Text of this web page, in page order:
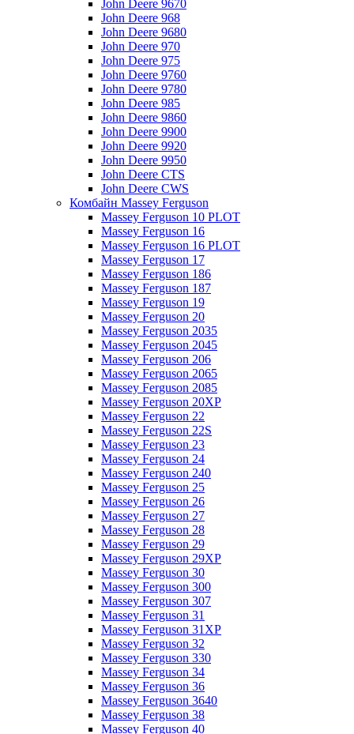
John Deere 9670
John Deere 968
John Deere 9680
John Deere 970
John Deere 975
John Deere 9760
John Deere 9780
John Deere 985
John Deere 9860
John Deere 9900
John Deere 9920
John Deere 9950
John Deere CTS
John Deere CWS
Комбайн Massey Ferguson
Massey Ferguson 10 PLOT
Massey Ferguson 16
Massey Ferguson 16 PLOT
Massey Ferguson 17
Massey Ferguson 186
Massey Ferguson 187
Massey Ferguson 19
Massey Ferguson 20
Massey Ferguson 2035
Massey Ferguson 2045
Massey Ferguson 206
Massey Ferguson 2065
Massey Ferguson 2085
Massey Ferguson 20XP
Massey Ferguson 22
Massey Ferguson 22S
Massey Ferguson 23
Massey Ferguson 24
Massey Ferguson 240
Massey Ferguson 25
Massey Ferguson 26
Massey Ferguson 27
Massey Ferguson 28
Massey Ferguson 29
Massey Ferguson 29XP
Massey Ferguson 30
Massey Ferguson 300
Massey Ferguson 307
Massey Ferguson 31
Massey Ferguson 31XP
Massey Ferguson 32
Massey Ferguson 330
Massey Ferguson 34
Massey Ferguson 36
Massey Ferguson 3640
Massey Ferguson 38
Massey Ferguson 40